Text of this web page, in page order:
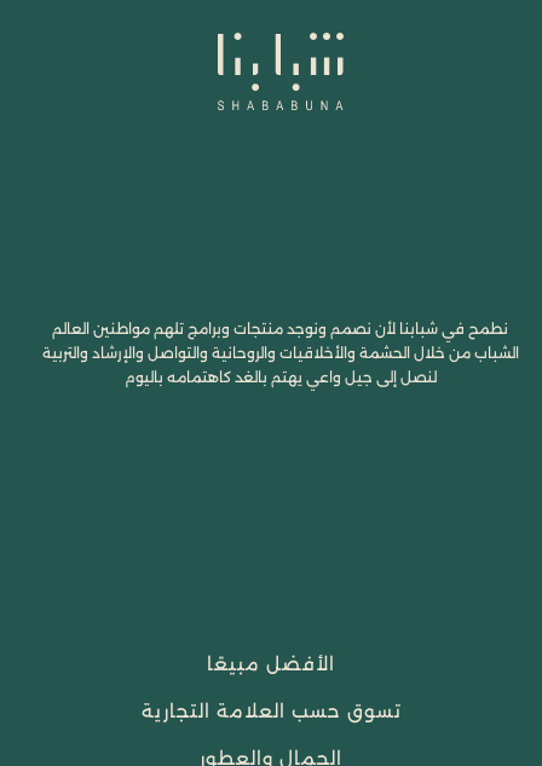
نطمح في شبابنا لأن نصمم ونوجد منتجات وبرامج تلهم مواطنين العالم
الشباب من خلال الحشمة والأخلاقيات والروحانية والتواصل والإرشاد والتربية
لنصل إلى جيل واعي يهتم بالغد كاهتمامه باليوم
الأفضل مبيعًا
تسوق حسب العلامة التجارية
الجمال والعطور